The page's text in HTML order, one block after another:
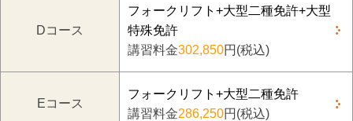
Dコース
フォークリフト+大型二種免許+大型
特殊免許
講習料金302,850円(税込)
Eコース
フォークリフト+大型二種免許
講習料金286,250円(税込)